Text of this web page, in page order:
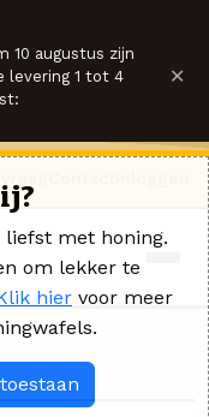
10 augustus zijn
levering 1 tot 4
×
liefst met honing.
om lekker te
hier voor meer